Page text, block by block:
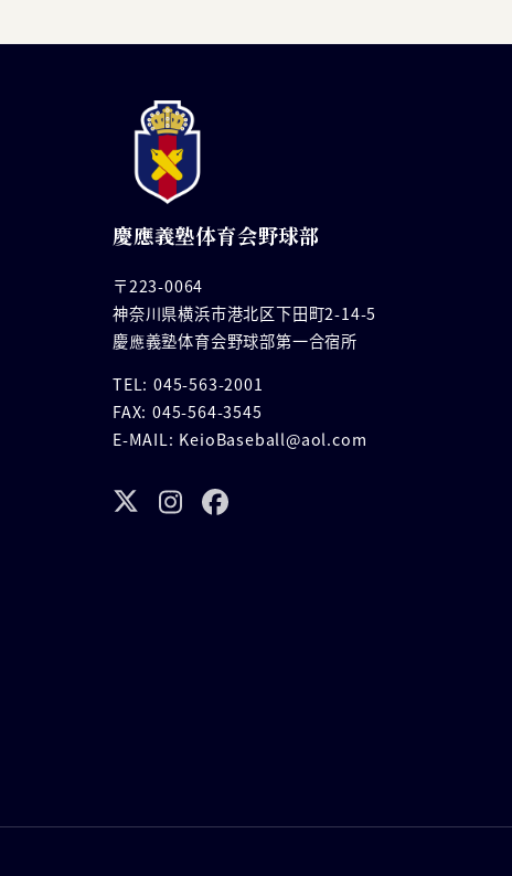
慶應義塾体育会野球部
〒223-0064
神奈川県横浜市港北区下田町2-14-5
慶應義塾体育会野球部第一合宿所
TEL: 045-563-2001
FAX: 045-564-3545
E-MAIL: KeioBaseball@aol.com